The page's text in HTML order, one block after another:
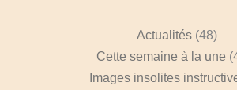
Actualités (48)
Cette semaine à la une
Images insolites